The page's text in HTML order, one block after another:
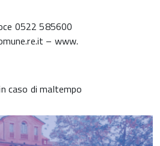
0522 585600
– www.
caso di maltempo